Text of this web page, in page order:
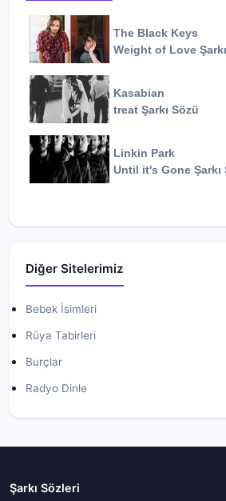
The Black Keys
Weight of Love
Kasabian
treat Şarkı Sözü
Linkin Park
Until it's Gone Şarkı
Diğer Sitelerimiz
Bebek İsimleri
Rüya Tabirleri
Burçlar
Radyo Dinle
Şarkı Sözleri